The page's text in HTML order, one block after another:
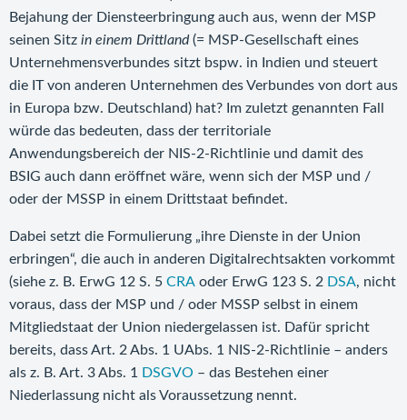
Bejahung der Diensteerbringung auch aus, wenn der MSP
seinen Sitz in einem Drittland(= MSP-Gesellschaft eines
Unternehmensverbundes sitzt bspw. in Indien und steuert
die IT von anderen Unternehmen des Verbundes von dort aus
in Europa bzw. Deutschland) hat? Im zuletzt genannten Fall
würde das bedeuten, dass der territoriale
Anwendungsbereich der NIS-2-Richtlinie und damit des
BSIG auch dann eröffnet wäre, wenn sich der MSP und /
oder der MSSP in einem Drittstaat befindet.
Dabei setzt die Formulierung „ihre Dienste in der Union
erbringen“, die auch in anderen Digitalrechtsakten vorkommt
(siehe z. B. ErwG 12 S. 5 CRA oder ErwG 123 S. 2 DSA, nicht
voraus, dass der MSP und / oder MSSP selbst in einem
Mitgliedstaat der Union niedergelassen ist. Dafür spricht
bereits, dass Art. 2 Abs. 1 UAbs. 1 NIS-2-Richtlinie – anders
als z. B. Art. 3 Abs. 1
DSGVO – das Bestehen einer
Niederlassung nicht als Voraussetzung nennt.